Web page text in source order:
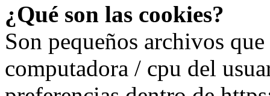
¿Qué son las cookies?
Son pequeños archivos
computadora / cpu del